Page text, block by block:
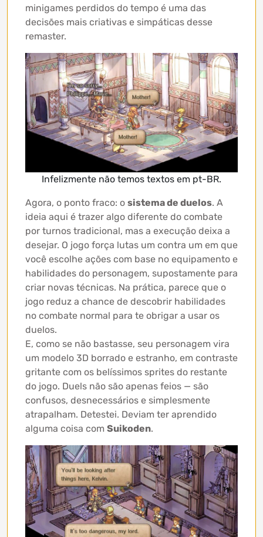
minigames perdidos do tempo é uma das
decisões mais criativas e simpáticas desse
remaster.
Infelizmente não temos textos em pt-BR.
Agora, o ponto fraco: o sistema de duelos. A
ideia aqui é trazer algo diferente do combate
por turnos tradicional, mas a execução deixa a
desejar. O jogo força lutas um contra um em que
você escolhe ações com base no equipamento e
habilidades do personagem, supostamente para
criar novas técnicas. Na prática, parece que o
jogo reduz a chance de descobrir habilidades
no combate normal para te obrigar a usar os
duelos.
E, como se não bastasse, seu personagem vira
um modelo 3D borrado e estranho, em contraste
gritante com os belíssimos sprites do restante
do jogo. Duels não são apenas feios — são
confusos, desnecessários e simplesmente
atrapalham. Detestei. Deviam ter aprendido
alguma coisa com Suikoden.